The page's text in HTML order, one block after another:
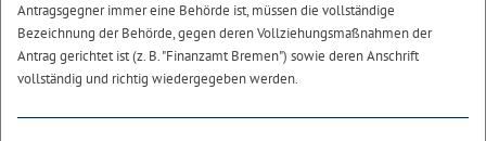
Antragsgegner immer eine Behörde ist, müssen die vollständige
Bezeichnung der Behörde, gegen deren Vollziehungsmaßnahmen der
Antrag gerichtet ist (z. B. "Finanzamt Bremen") sowie deren Anschrift
vollständig und richtig wiedergegeben werden.